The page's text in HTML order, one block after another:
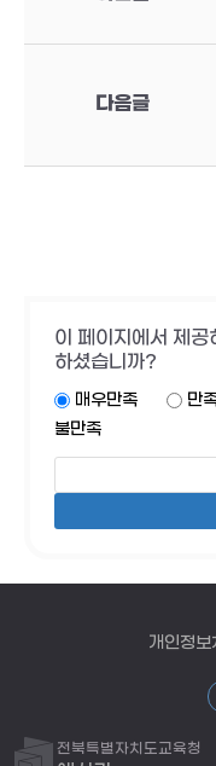
다음글
이 페이지에서 제
하셨습니까?
매우만족 만
불만족
개인정보
전북특별자치도교육청